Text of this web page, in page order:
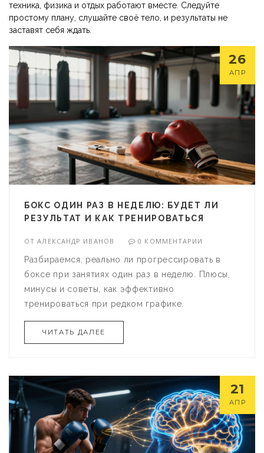
техника, физика и отдых работают вместе. Следуйте
простому плану, слушайте своё тело, и результаты не
заставят себя ждать.
26
АПР
БОКС ОДИН РАЗ В НЕДЕЛЮ: БУДЕТ ЛИ
РЕЗУЛЬТАТ И КАК ТРЕНИРОВАТЬСЯ
ОТАЛЕКСАНДР ИВАНОВ 0 КОММЕНТАРИИ
Разбираемся, реально ли прогрессировать в
боксе при занятиях один раз в неделю. Плюсы,
минусы и советы, как эффективно
тренироваться при редком графике.
ЧИТАТЬ ДАЛЕЕ
21
АПР